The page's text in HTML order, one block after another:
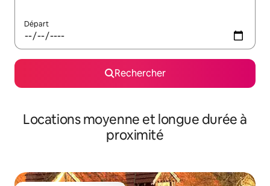
Départ
Rechercher
Locations moyenne et longue durée à
proximité